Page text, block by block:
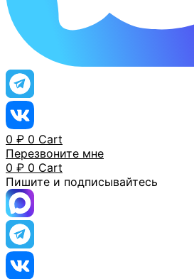
0 ₽ 0 Cart
Перезвоните мне
0 ₽ 0 Cart
Пишите и подписывайтесь